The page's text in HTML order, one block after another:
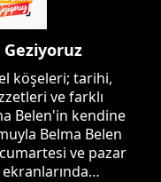
Geziyoruz
köşeleri; tarihi,
ve farklı
Belen'in kendine
Belma Belen
ve pazar
ekranlarında…